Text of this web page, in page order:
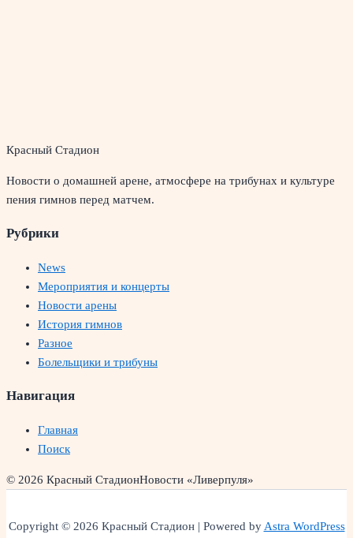
Красный Стадион
Новости о домашней арене, атмосфере на трибунах и культуре
пения гимнов перед матчем.
Рубрики
News
Мероприятия и концерты
Новости арены
История гимнов
Разное
Болельщики и трибуны
Навигация
Главная
Поиск
© 2026 Красный СтадионНовости «Ливерпуля»
Copyright © 2026 Красный Стадион | Powered byAstra WordPress